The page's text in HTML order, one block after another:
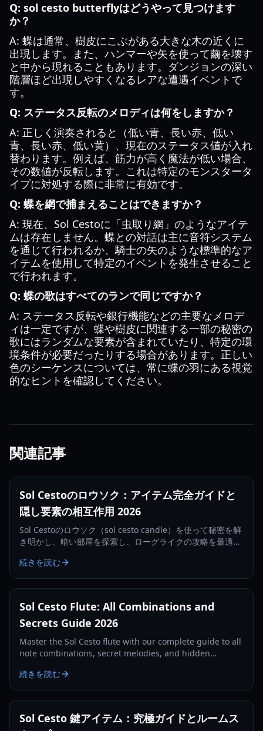
Q: sol cesto butterflyはどうやって見つけます
か？
A: 蝶は通常、樹皮にこぶがある大きな木の近くに
出現します。また、ハンマーや矢を使って繭を壊す
と中から現れることもあります。ダンジョンの深い
階層ほど出現しやすくなるレアな遭遇イベントで
す。
Q: ステータス反転のメロディは何をしますか？
A: 正しく演奏されると（低い青、長い赤、低い
青、長い赤、低い黄）、現在のステータス値が入れ
替わります。例えば、筋力が高く魔法が低い場合、
その数値が反転します。これは特定のモンスタータ
イプに対処する際に非常に有効です。
Q: 蝶を網で捕まえることはできますか？
A: 現在、Sol Cestoに「虫取り網」のようなアイテ
ムは存在しません。蝶との対話は主に音符システム
を通じて行われるか、騎士の矢のような標準的なア
イテムを使用して特定のイベントを発生させること
で行われます。
Q: 蝶の歌はすべてのランで同じですか？
A: ステータス反転や銀行機能などの主要なメロデ
ィは一定ですが、蝶や樹皮に関連する一部の秘密の
歌にはランダムな要素が含まれていたり、特定の環
境条件が必要だったりする場合があります。正しい
色のシーケンスについては、常に蝶の羽にある視覚
的なヒントを確認してください。
関連記事
Sol Cestoのロウソク：アイテム完全ガイドと
隠し要素の相互作用 2026
Sol Cestoのロウソク（sol cesto candle）を使って秘密を解
き明かし、暗い部屋を探索し、ローグライクの攻略を最適化
続きを読む
Sol Cesto Flute: All Combinations and
Secrets Guide 2026
Master the Sol Cesto flute with our complete guide to all
note combinations, secret melodies, and hidden
続きを読む
Sol Cesto 鍵アイテム：究極ガイドとルームス